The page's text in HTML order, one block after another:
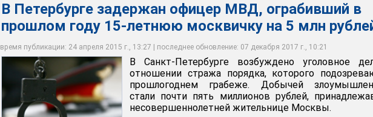
В Петербурге задержан офицер МВД, ограбивший в
прошлом году 15-летнюю москвичку на 5 млн
время публикации: 24 апреля 2015 г., 13:27 | последнее обновление: 07 декабря 2017 г., 10:21
В Санкт-Петербурге возбуждено уголовное дело в отношении стража порядка,
которого подозревают в прошлогоднем грабеже
Moscow-Live.ru
В Санкт-Петербурге возбуждено уголовное
отношении стража порядка, которого
прошлогоднем грабеже. Добычей
стали почти пять миллионов рублей,
несовершеннолетней жительнице Москвы.